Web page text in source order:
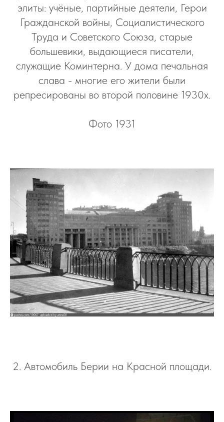
элиты: учёные, партийные деятели, Герои
Гражданской войны, Социалистического
Труда и Советского Союза, старые
большевики, выдающиеся писатели,
служащие Коминтерна. У дома печальная
слава - многие его жители были
репресированы во второй половине 1930х.
Фото 1931
2. Автомобиль Берии на Красной площади.